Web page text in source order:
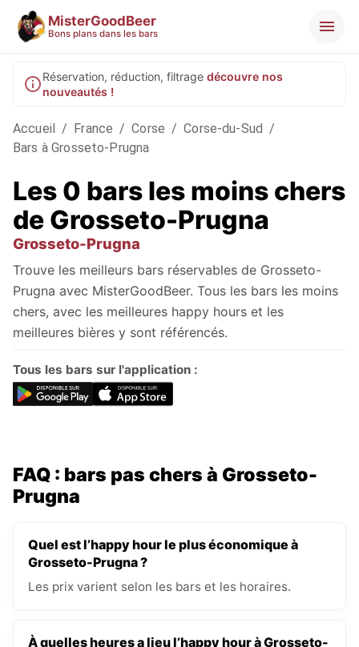
MisterGoodBeer
Bons plans dans les bars
Réservation, réduction, filtrage découvre nos
nouveautés !
Accueil / France / Corse / Corse-du-Sud /
Bars à Grosseto-Prugna
Les 0 bars les moins chers
de Grosseto-Prugna
Grosseto-Prugna
Trouve les meilleurs bars réservables de Grosseto-
Prugna avec MisterGoodBeer. Tous les bars les moins
chers, avec les meilleures happy hours et les
meilleures bières y sont référencés.
Tous les bars sur l'application :
FAQ : bars pas chers à Grosseto-
Prugna
Quel est l’happy hour le plus économique à
Grosseto-Prugna ?
Les prix varient selon les bars et les horaires.
À quelles heures a lieu l’happy hour à Grosseto-